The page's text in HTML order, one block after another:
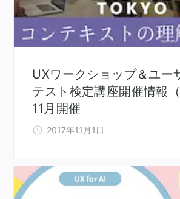
UXワークショップ＆ユー
テスト検定講座開催情報（
11月開催
2017年11月1日